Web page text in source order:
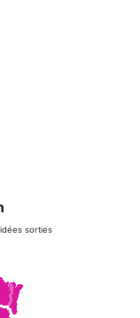
sorties